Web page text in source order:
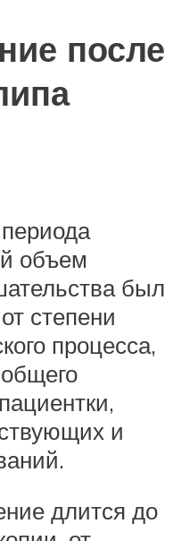
после
объем
был
степени
процесса,
и
длится до